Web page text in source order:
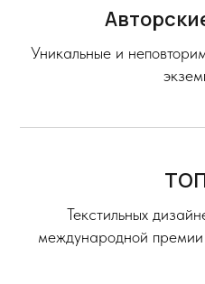
Уникальные и
Текстильных
международной